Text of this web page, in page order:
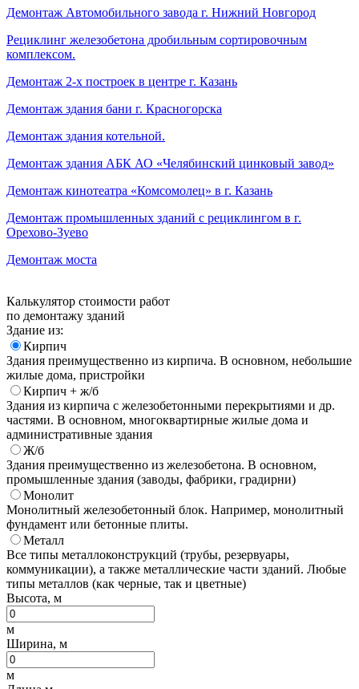
Демонтаж Автомобильного завода г. Нижний Новгород
Рециклинг железобетона дробильным сортировочным
комплексом.
Демонтаж 2-х построек в центре г. Казань
Демонтаж здания бани г. Красногорска
Демонтаж здания котельной.
Демонтаж здания АБК АО «Челябинский цинковый завод»
Демонтаж кинотеатра «Комсомолец» в г. Казань
Демонтаж промышленных зданий с рециклингом в г.
Орехово-Зуево
Демонтаж моста
Калькулятор стоимости работ
по демонтажу зданий
Здание из:
Кирпич
Здания преимущественно из кирпича. В основном, небольшие
жилые дома, пристройки
Кирпич + ж/б
Здания из кирпича с железобетонными перекрытиями и др.
частями. В основном, многоквартирные жилые дома и
административные здания
Ж/б
Здания преимущественно из железобетона. В основном,
промышленные здания (заводы, фабрики, градирни)
Монолит
Монолитный железобетонный блок. Например, монолитный
фундамент или бетонные плиты.
Металл
Все типы металлоконструкций (трубы, резервуары,
коммуникации), а также металлические части зданий. Любые
типы металлов (как черные, так и цветные)
Высота, м
м
Ширина, м
м